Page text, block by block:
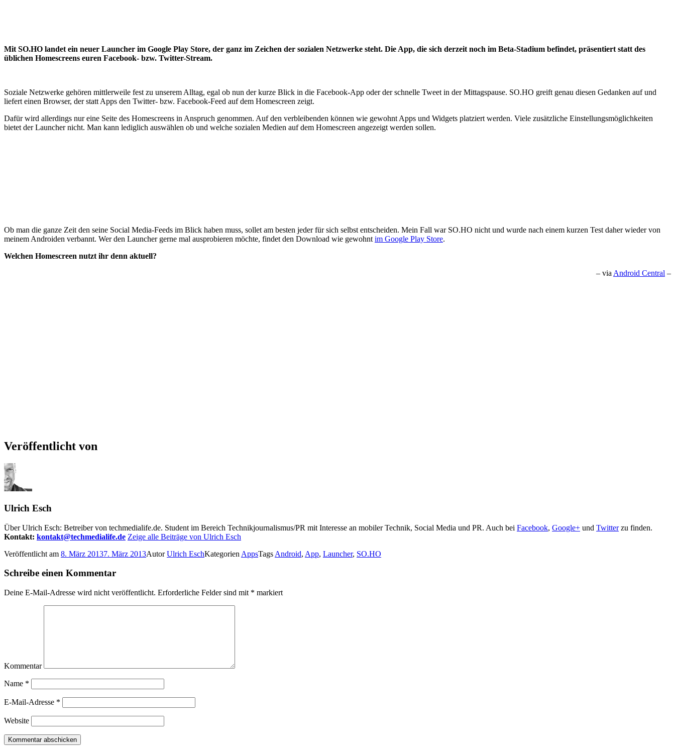
Mit SO.HO landet ein neuer Launcher im Google Play Store, der ganz im Zeichen der sozialen Netzwerke steht. Die App, die sich derzeit noch im Beta-Stadium befindet, präsentiert statt des
üblichen Homescreens euren Facebook- bzw. Twitter-Stream.
Soziale Netzwerke gehören mittlerweile fest zu unserem Alltag, egal ob nun der kurze Blick in die Facebook-App oder der schnelle Tweet in der Mittagspause. SO.HO greift genau diesen Gedanken auf und
liefert einen Browser, der statt Apps den Twitter- bzw. Facebook-Feed auf dem Homescreen zeigt.
Dafür wird allerdings nur eine Seite des Homescreens in Anspruch genommen. Auf den verbleibenden können wie gewohnt Apps und Widgets platziert werden. Viele zusätzliche Einstellungsmöglichkeiten
bietet der Launcher nicht. Man kann lediglich auswählen ob und welche sozialen Medien auf dem Homescreen angezeigt werden sollen.
Ob man die ganze Zeit den seine Social Media-Feeds im Blick haben muss, sollet am besten jeder für sich selbst entscheiden. Mein Fall war SO.HO nicht und wurde nach einem kurzen Test daher wieder von
meinem Androiden verbannt. Wer den Launcher gerne mal ausprobieren möchte, findet den Download wie gewohnt im Google Play Store.
Welchen Homescreen nutzt ihr denn aktuell?
– via Android Central –
Veröffentlicht von
Ulrich Esch
Über Ulrich Esch: Betreiber von techmedialife.de. Student im Bereich Technikjournalismus/PR mit Interesse an mobiler Technik, Social Media und PR. Auch bei Facebook, Google+ und Twitterzu finden.
Kontakt: kontakt@techmedialife.de Zeige alle Beiträge von Ulrich Esch
Veröffentlicht am 8. März 20137. März 2013AutorUlrich EschKategorien AppsTags Android, App, Launcher, SO.HO
Schreibe einen Kommentar
Deine E-Mail-Adresse wird nicht veröffentlicht. Erforderliche Felder sind mit * markiert
Kommentar
Name *
E-Mail-Adresse *
Website